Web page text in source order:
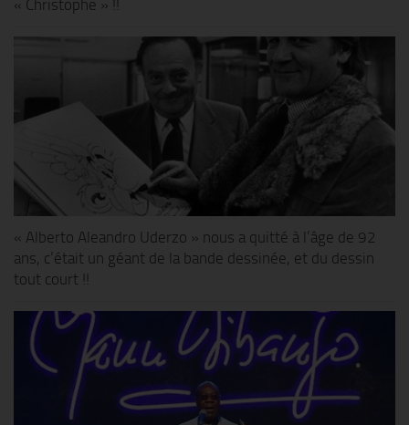
« Christophe » !!
« Alberto Aleandro Uderzo » nous a quitté à l’âge de 92
ans, c’était un géant de la bande dessinée, et du dessin
tout court !!